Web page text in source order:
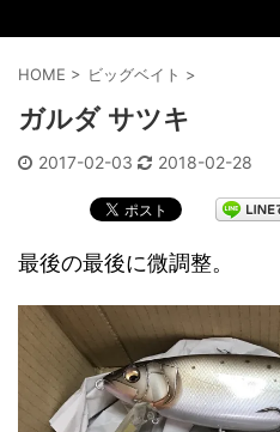
HOME > ビッグベイト >
ガルダ サツキ
2017-02-03 2018-02-28
最後の最後に微調整。